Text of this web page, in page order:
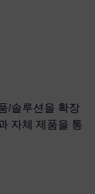
/솔루션을 확장
자체 제품을 통